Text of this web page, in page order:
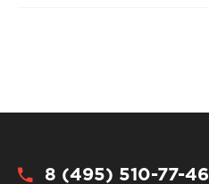
8 (495) 510-77-46